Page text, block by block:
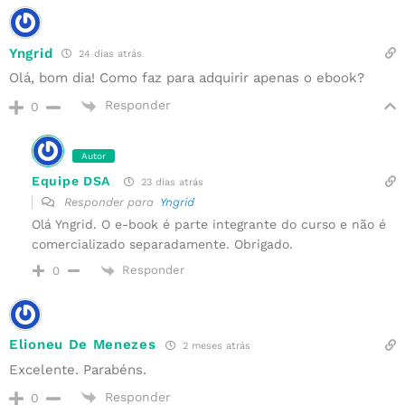
Yngrid 24 dias atrás
Olá, bom dia! Como faz para adquirir apenas o ebook?
0 Responder
Autor
Equipe DSA 23 dias atrás
Responder para Yngrid
Olá Yngrid. O e-book é parte integrante do curso e não é
comercializado separadamente. Obrigado.
0 Responder
Elioneu De Menezes 2 meses atrás
Excelente. Parabéns.
0 Responder